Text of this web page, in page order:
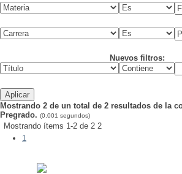
Nuevos filtros:
Mostrando 2 de un total de 2 resultados de la
Pregrado. (0.001 segundos)
Mostrando ítems 1-2 de 2 2
1